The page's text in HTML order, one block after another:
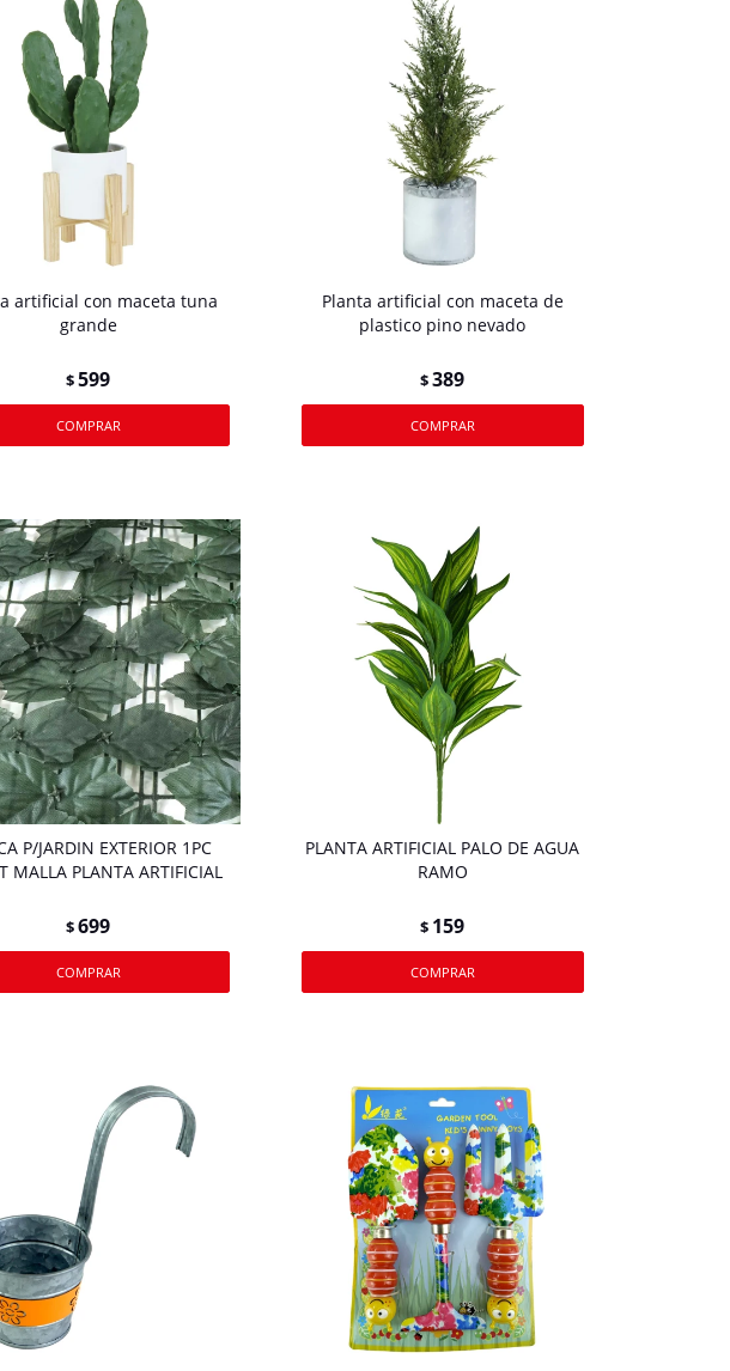
artificial con maceta tuna
grande
$599
Planta artificial con maceta de
plastico pino nevado
$389
P/JARDIN EXTERIOR 1PC
MALLA PLANTA ARTIFICIAL
$699
PLANTA ARTIFICIAL PALO DE AGUA
RAMO
$ 159